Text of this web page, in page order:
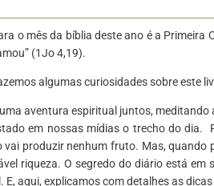
o mês da bíblia deste ano é a
(1Jo 4,19).
algumas curiosidades sobre este
aventura espiritual juntos,
em nossas mídias o trecho do dia.
vai produzir nenhum fruto. Mas,
riqueza. O segredo do diário está
E, aqui, explicamos com detalhes as